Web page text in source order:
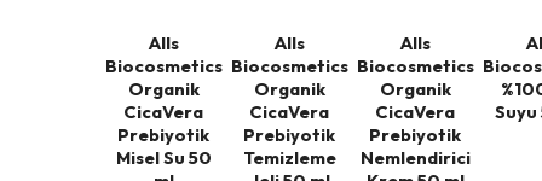
Alls
Biocosmetics
Organik
CicaVera
Prebiyotik
Misel Su 50
Alls
Biocosmetics
Organik
CicaVera
Prebiyotik
Temizleme
Alls
Biocosmetics
Organik
CicaVera
Prebiyotik
Nemlendirici
Suyu